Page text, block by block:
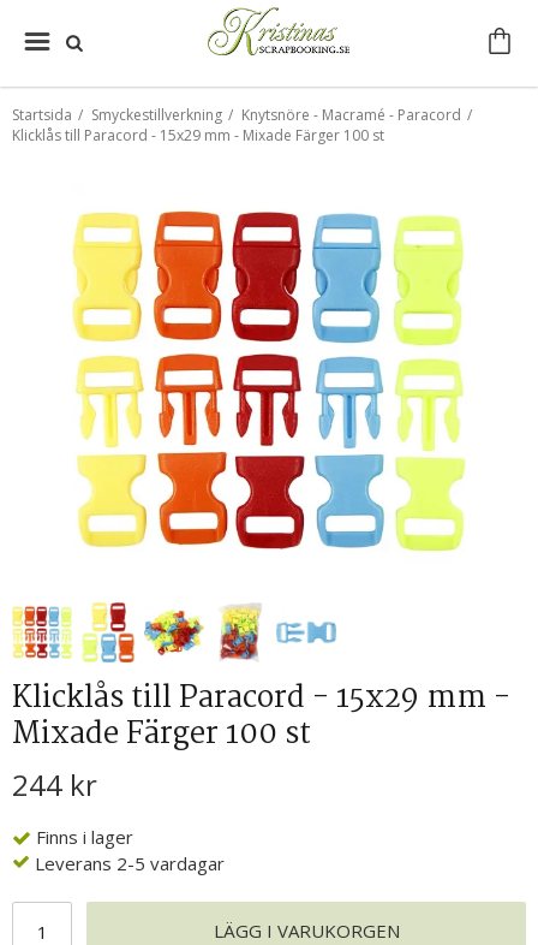
Startsida / Smyckestillverkning / Knytsnöre - Macramé - Paracord /
Klicklås till Paracord - 15x29 mm - Mixade Färger 100 st
Klicklås till Paracord - 15x29 mm -
Mixade Färger 100 st
244 kr
Finns i lager
Leverans 2-5 vardagar
LÄGG I VARUKORGEN